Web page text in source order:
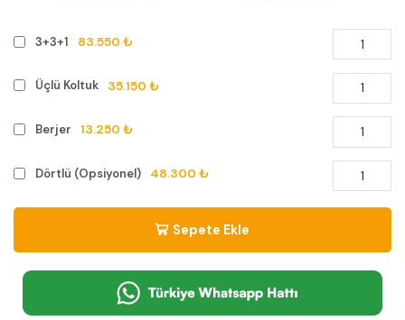
3+3+1 83.550 ₺
Üçlü Koltuk 35.150 ₺
Berjer 13.250 ₺
Dörtlü (Opsiyonel) 48.300 ₺
Sepete Ekle